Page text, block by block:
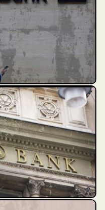
2017
New York Mellon,
Chartered
que ayudaron a
677 millones de
y 2016.